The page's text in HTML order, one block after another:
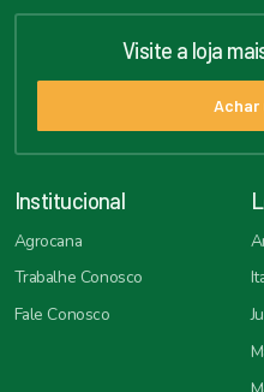
Institucional
Agrocana
Trabalhe Conosco
Fale Conosco
Visite a loja
Achar